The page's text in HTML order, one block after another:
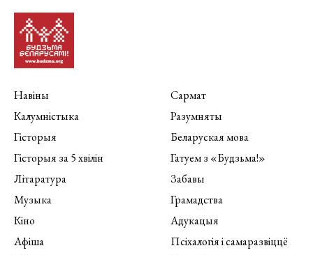
Навіны
Калумністыка
Гісторыя
Гісторыя за 5 хвілін
Літаратура
Музыка
Кіно
Афіша
Сармат
Разумняты
Беларуская мова
Гатуем з «Будзьма!»
Забавы
Грамадства
Адукацыя
Псіхалогія і самаразвіццё